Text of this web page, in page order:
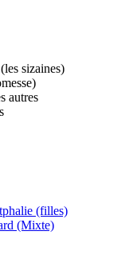
sizaines)
autres
(filles)
(Mixte)